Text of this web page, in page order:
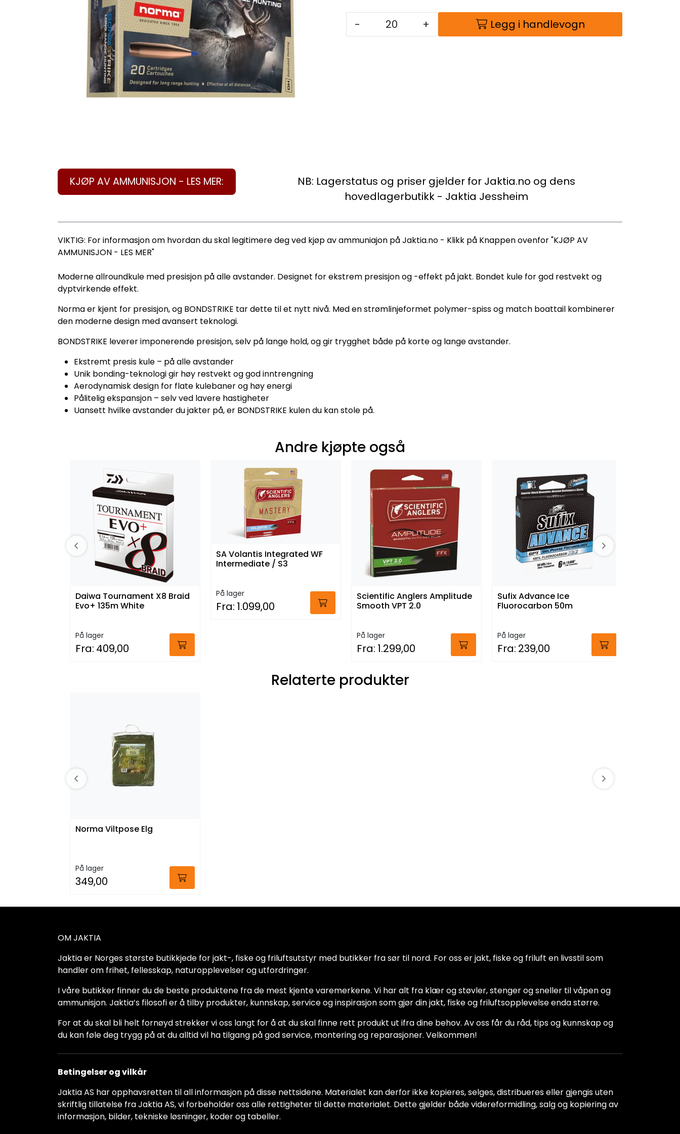
- + Legg i handlevogn
KJØP AV AMMUNISJON - LES MER:
NB: Lagerstatus og priser gjelder for Jaktia.no og dens
hovedlagerbutikk - Jaktia Jessheim
VIKTIG: For informasjon om hvordan du skal legitimere deg ved kjøp av ammuniajon på Jaktia.no - Klikk på Knappen ovenfor "KJØP AV
AMMUNISJON - LES MER"
Moderne allroundkule med presisjon på alle avstander. Designet for ekstrem presisjon og -effekt på jakt. Bondet kule for god restvekt og
dyptvirkende effekt.
Norma er kjent for presisjon, og BONDSTRIKE tar dette til et nytt nivå. Med en strømlinjeformet polymer-spiss og match boattail kombinerer
den moderne design med avansert teknologi.
BONDSTRIKE leverer imponerende presisjon, selv på lange hold, og gir trygghet både på korte og lange avstander.
Ekstremt presis kule – på alle avstander
Unik bonding-teknologi gir høy restvekt og god inntrengning
Aerodynamisk design for flate kulebaner og høy energi
Pålitelig ekspansjon – selv ved lavere hastigheter
Uansett hvilke avstander du jakter på, er BONDSTRIKE kulen du kan stole på.
Andre kjøpte også
Daiwa Tournament X8 Braid
Evo+ 135m White
På lager
Fra: 409,00
SA Volantis Integrated WF
Intermediate / S3
På lager
Fra: 1.099,00
Scientific Anglers Amplitude
Smooth VPT 2.0
På lager
Fra: 1.299,00
Sufix Advance Ice
Fluorocarbon 50m
På lager
Fra: 239,00
Relaterte produkter
Norma Viltpose Elg
På lager
349,00
OM JAKTIA
Jaktia er Norges største butikkjede for jakt-, fiske og friluftsutstyr med butikker fra sør til nord. For oss er jakt, fiske og friluft en livsstil som
handler om frihet, fellesskap, naturopplevelser og utfordringer.
I våre butikker finner du de beste produktene fra de mest kjente varemerkene. Vi har alt fra klær og støvler, stenger og sneller til våpen og
ammunisjon. Jaktia’s filosofi er å tilby produkter, kunnskap, service og inspirasjon som gjør din jakt, fiske og friluftsopplevelse enda større.
For at du skal bli helt fornøyd strekker vi oss langt for å at du skal finne rett produkt ut ifra dine behov. Av oss får du råd, tips og kunnskap og
du kan føle deg trygg på at du alltid vil ha tilgang på god service, montering og reparasjoner. Velkommen!
Betingelser og vilkår
Jaktia AS har opphavsretten til all informasjon på disse nettsidene. Materialet kan derfor ikke kopieres, selges, distribueres eller gjengis uten
skriftlig tillatelse fra Jaktia AS, vi forbeholder oss alle rettigheter til dette materialet. Dette gjelder både videreformidling, salg og kopiering av
informasjon, bilder, tekniske løsninger, koder og tabeller.